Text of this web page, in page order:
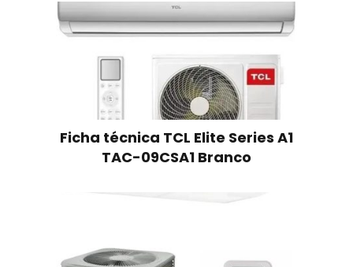
Ficha técnica TCL Elite Series A1
TAC-09CSA1 Branco